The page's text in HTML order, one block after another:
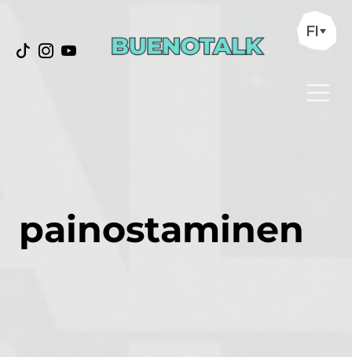
FI
painostaminen